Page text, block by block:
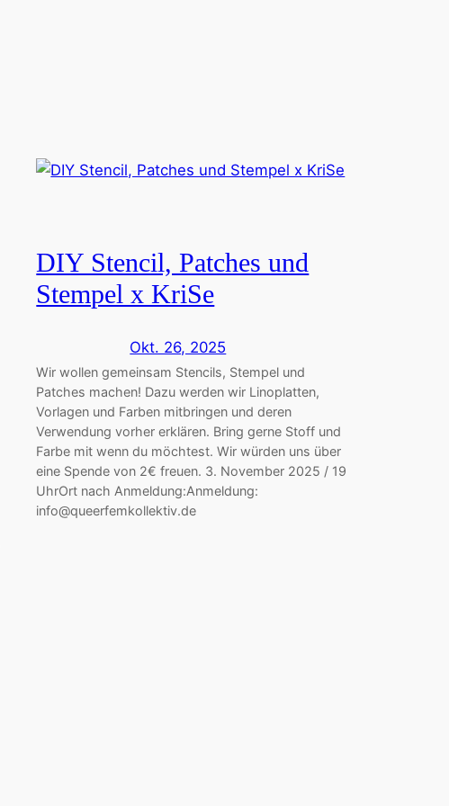
DIY Stencil, Patches und
Stempel x KriSe
Okt. 26, 2025
Wir wollen gemeinsam Stencils, Stempel und
Patches machen! Dazu werden wir Linoplatten,
Vorlagen und Farben mitbringen und deren
Verwendung vorher erklären. Bring gerne Stoff und
Farbe mit wenn du möchtest. Wir würden uns über
eine Spende von 2€ freuen. 3. November 2025 / 19
UhrOrt nach Anmeldung:Anmeldung:
info@queerfemkollektiv.de